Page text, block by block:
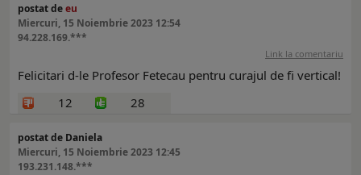
postat deeu
Miercuri, 15 Noiembrie 2023 12:54
94.228.169.***
Link la comentariu
Felicitari d-le Profesor Fetecau pentru curajul de fi vertical!
12
28
postat de Daniela
Miercuri, 15 Noiembrie 2023 12:45
193.231.148.***